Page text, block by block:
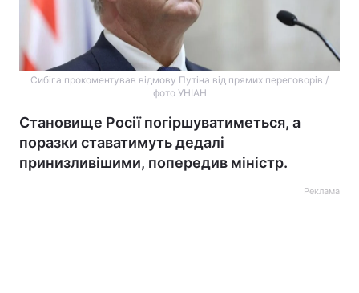
Сибіга прокоментував відмову Путіна від прямих переговорів /
фото УНІАН
Становище Росії погіршуватиметься, а
поразки ставатимуть дедалі
принизливішими, попередив міністр.
Реклама